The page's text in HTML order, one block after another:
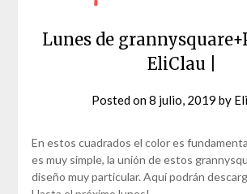
Lunes de
EliClau |
Posted on8 julio, 2019 by
En estos cuadrados el color es
es muy simple, la unión de estos
diseño muy particular. Aquí podrán